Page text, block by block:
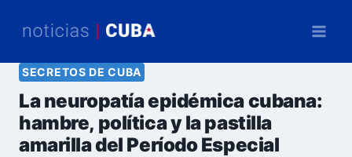
SECRETOS DE CUBA
La neuropatía epidémica cubana:
hambre, política y la pastilla
amarilla del Período Especial